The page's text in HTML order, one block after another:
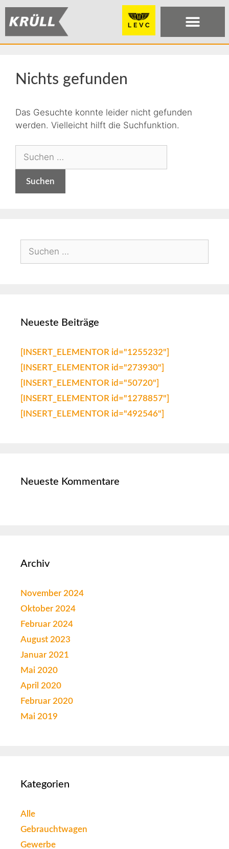
Nichts gefunden
Das Gesuchte konnte leider nicht gefunden
werden. Vielleicht hilft die Suchfunktion.
Neueste Beiträge
[INSERT_ELEMENTOR id="1255232"]
[INSERT_ELEMENTOR id="273930"]
[INSERT_ELEMENTOR id="50720"]
[INSERT_ELEMENTOR id="1278857"]
[INSERT_ELEMENTOR id="492546"]
Neueste Kommentare
Archiv
November 2024
Oktober 2024
Februar 2024
August 2023
Januar 2021
Mai 2020
April 2020
Februar 2020
Mai 2019
Kategorien
Alle
Gebrauchtwagen
Gewerbe